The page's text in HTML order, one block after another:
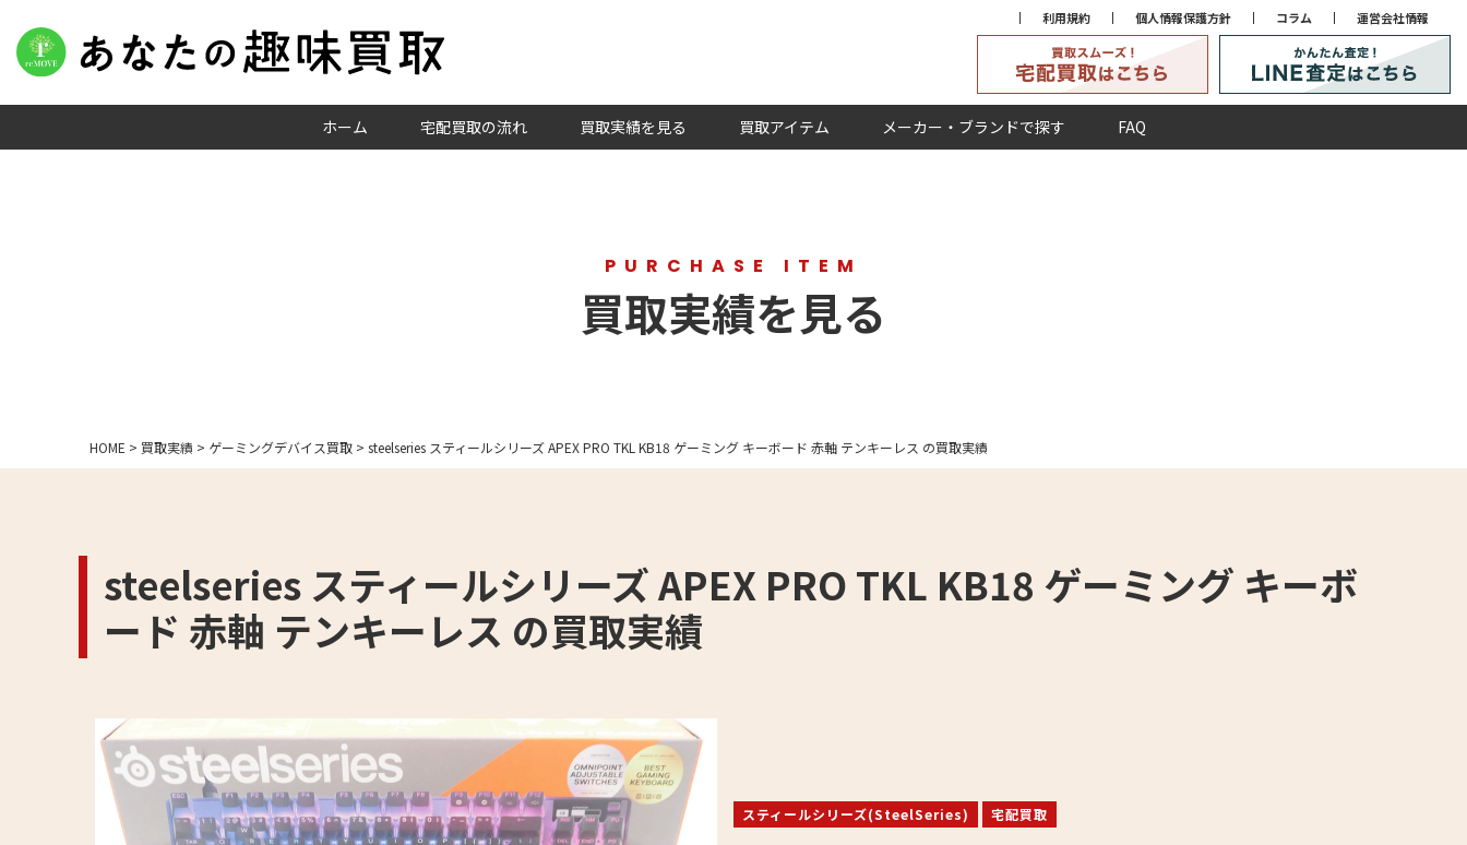
利用規約 個人情報保護方針 コラム 運営会社情報
ホーム 宅配買取の流れ 買取実績を見る 買取アイテム メーカー・ブランドで探す FAQ
PURCHASE ITEM
買取実績を見る
HOME > 買取実績 > ゲーミングデバイス買取 > steelseries スティールシリーズ APEX PRO TKL KB18 ゲーミング キーボード 赤軸 テンキーレス の買取実績
steelseries スティールシリーズ APEX PRO TKL KB18 ゲーミング キーボ
ード 赤軸 テンキーレス の買取実績
スティールシリーズ(SteelSeries) 宅配買取